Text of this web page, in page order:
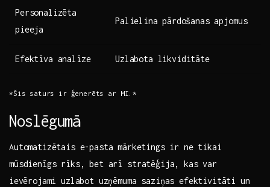
Personalizēta
‍pieeja
Palielina⁢ pārdošanas apjomus
Efektīva analīze Uzlabota​ likviditāte
*Šis saturs ir ģenerēts ar MI.*
Noslēgumā
Automatizētais e-pasta⁤ mārketings ir ne tikai
mūsdienīgs rīks, ​bet arī stratēģija, kas‍ var
⁣ievērojami uzlabot uzņēmuma saziņas efektivitāti un